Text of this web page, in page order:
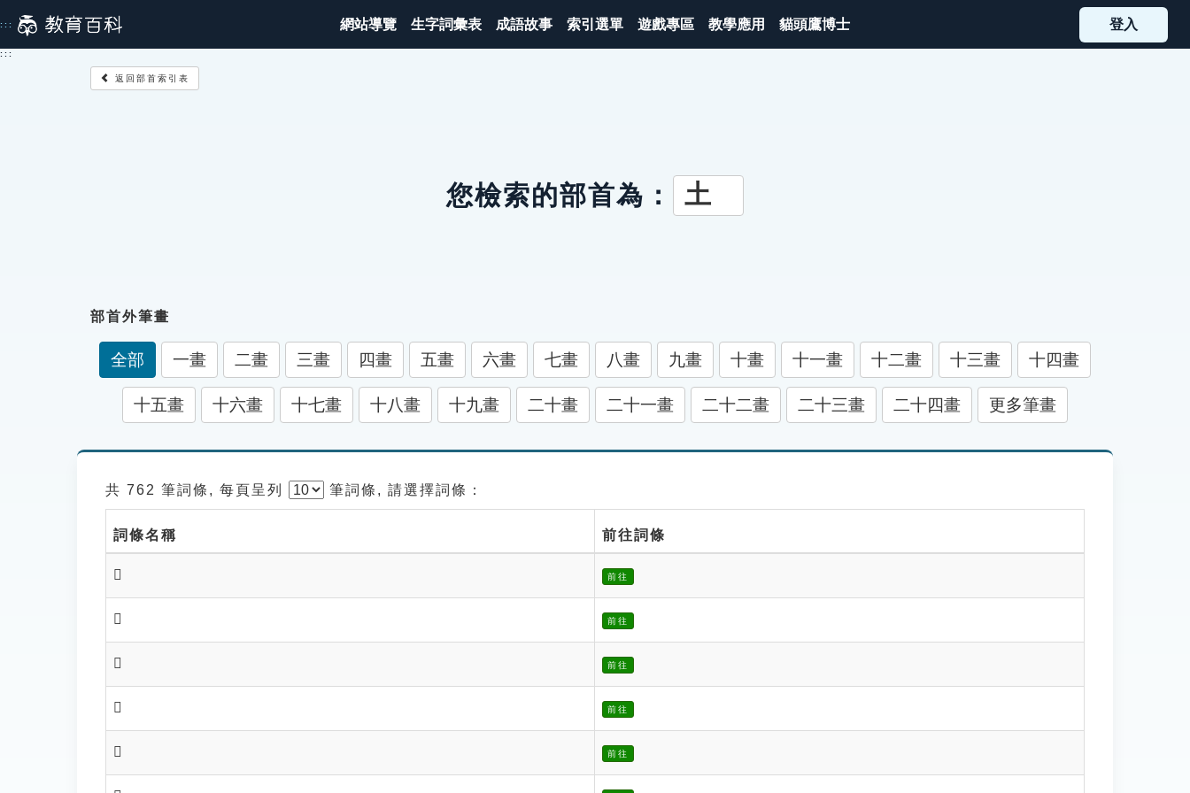
到
主
::: 網站導覽 生字詞彙表 成語故事 索引選單 遊戲專區 教學應用 貓頭鷹博士 登入
:::
返回部首索引表
您檢索的部首為： 土
部首外筆畫
全部 一畫 二畫 三畫 四畫 五畫 六畫 七畫 八畫 九畫 十畫 十一畫 十二畫 十三畫 十四畫
十五畫 十六畫 十七畫 十八畫 十九畫 二十畫 二十一畫 二十二畫 二十三畫 二十四畫 更多筆畫
共 762 筆詞條, 每頁呈列 筆詞條, 請選擇詞條：
詞條名稱 前往詞條
𡏸 前往
𡐉 前往
𡐐 前往
𡐔 前往
𡐕 前往